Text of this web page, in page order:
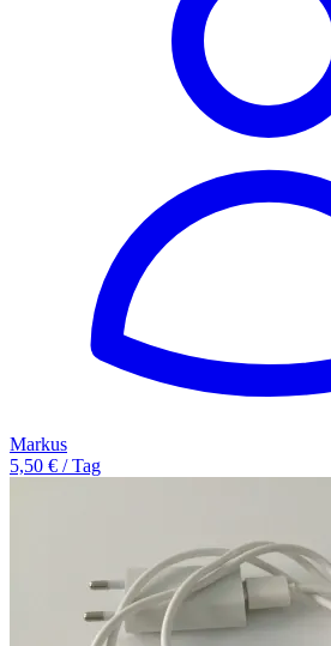
Markus
5,50 € / Tag